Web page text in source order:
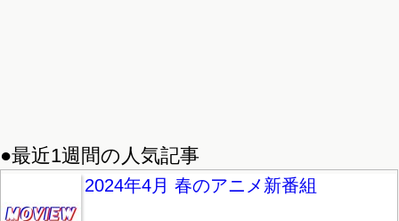
●最近1週間の人気記事
2024年4月 春のアニメ新番組